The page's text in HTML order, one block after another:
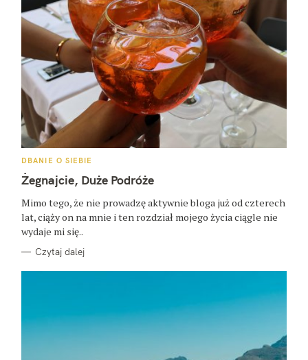
K
T
E
O
R
I
DBANIE O SIEBIE
Żegnajcie, Duże Podróże
Mimo tego, że nie prowadzę aktywnie bloga już od czterech
lat, ciąży on na mnie i ten rozdział mojego życia ciągle nie
wydaje mi się..
Czytaj dalej